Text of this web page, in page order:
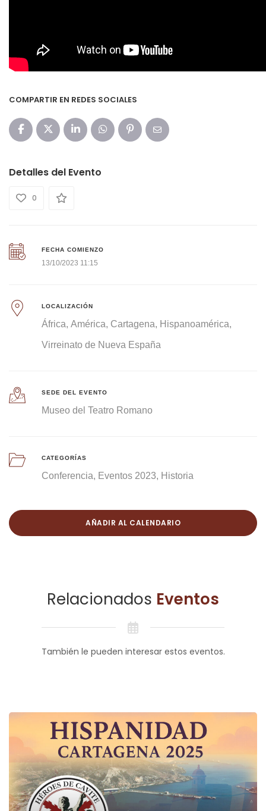
COMPARTIR EN REDES SOCIALES
Detalles del Evento
0
FECHA COMIENZO
13/10/2023 11:15
LOCALIZACIÓN
África América Cartagena Hispanoamérica
Virreinato de Nueva España
SEDE DEL EVENTO
Museo del Teatro Romano
CATEGORÍAS
Conferencia Eventos 2023 Historia
AÑADIR AL CALENDARIO
Relacionados Eventos
También le pueden interesar estos eventos.